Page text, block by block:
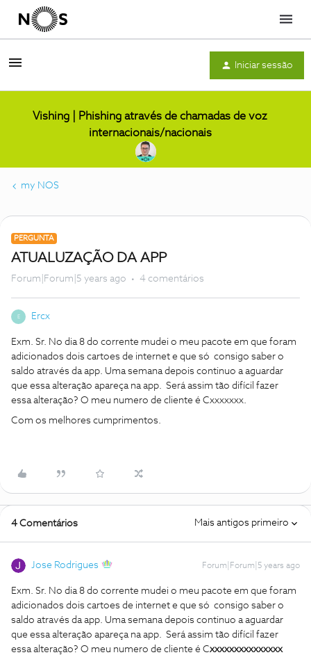
Menu
Iniciar sessão
Vishing | Phishing através de chamadas de voz
internacionais/nacionais
my NOS
PERGUNTA
ATUALUZAÇÃO DA APP
Forum|Forum|5 years ago 4 comentários
E Ercx
Exm. Sr. No dia 8 do corrente mudei o meu pacote em que foram
adicionados dois cartoes de internet e que só consigo saber o
saldo através da app. Uma semana depois continuo a aguardar
que essa alteração apareça na app. Será assim tão difícil fazer
essa alteração? O meu numero de cliente é Cxxxxxxx.
Com os melhores cumprimentos.
4 Comentários Mais antigos primeiro
Jose Rodrigues Forum|Forum|5 years ago
Exm. Sr. No dia 8 do corrente mudei o meu pacote em que foram
adicionados dois cartoes de internet e que só consigo saber o
saldo através da app. Uma semana depois continuo a aguardar
que essa alteração apareça na app. Será assim tão difícil fazer
essa alteração? O meu numero de cliente é Cxxxxxxxxxxxxxxx